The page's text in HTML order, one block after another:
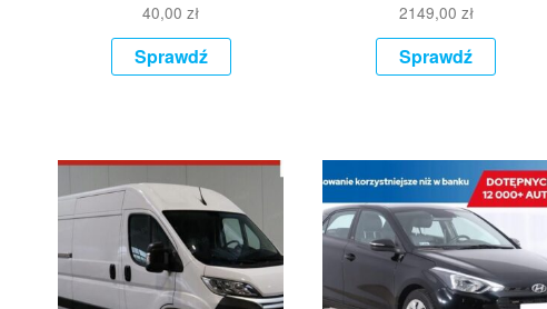
40,00zł
Sprawdź
2149,00 zł
Sprawdź